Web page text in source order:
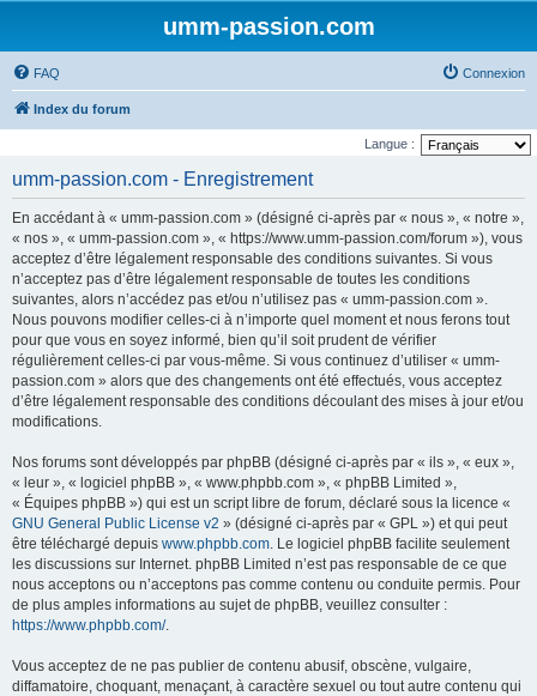
umm-passion.com
FAQ Connexion
Index du forum
Langue :
umm-passion.com - Enregistrement
En accédant à « umm-passion.com » (désigné ci-après par « nous », « notre »,
« nos », « umm-passion.com », « https://www.umm-passion.com/forum »), vous
acceptez d’être légalement responsable des conditions suivantes. Si vous
n’acceptez pas d’être légalement responsable de toutes les conditions
suivantes, alors n’accédez pas et/ou n’utilisez pas « umm-passion.com ».
Nous pouvons modifier celles-ci à n’importe quel moment et nous ferons tout
pour que vous en soyez informé, bien qu’il soit prudent de vérifier
régulièrement celles-ci par vous-même. Si vous continuez d’utiliser « umm-
passion.com » alors que des changements ont été effectués, vous acceptez
d’être légalement responsable des conditions découlant des mises à jour et/ou
modifications.
Nos forums sont développés par phpBB (désigné ci-après par « ils », « eux »,
« leur », « logiciel phpBB », « www.phpbb.com », « phpBB Limited »,
« Équipes phpBB ») qui est un script libre de forum, déclaré sous la licence «
GNU General Public License v2 » (désigné ci-après par « GPL ») et qui peut
être téléchargé depuis www.phpbb.com. Le logiciel phpBB facilite seulement
les discussions sur Internet. phpBB Limited n’est pas responsable de ce que
nous acceptons ou n’acceptons pas comme contenu ou conduite permis. Pour
de plus amples informations au sujet de phpBB, veuillez consulter :
https://www.phpbb.com/.
Vous acceptez de ne pas publier de contenu abusif, obscène, vulgaire,
diffamatoire, choquant, menaçant, à caractère sexuel ou tout autre contenu qui